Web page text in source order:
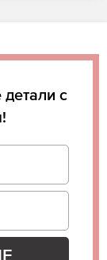
детали с